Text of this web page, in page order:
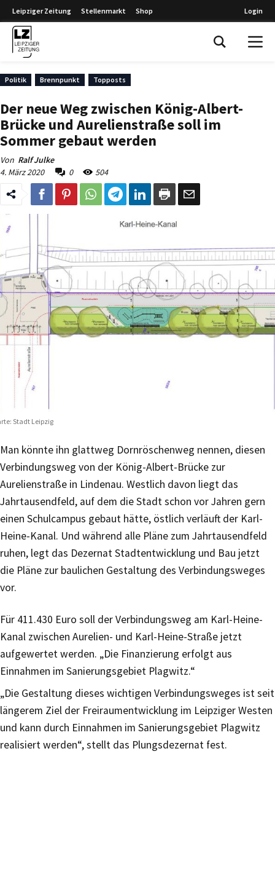
Leipziger Zeitung Stellenmarkt Shop Login
Politik Brennpunkt Topposts
Der neue Weg zwischen König-Albert-
Brücke und Aurelienstraße soll im
Sommer gebaut werden
Von Ralf Julke
4. März 2020
0 504
Stadt Leipzig
Man könnte ihn glattweg Dornröschenweg nennen, diesen
Verbindungsweg von der König-Albert-Brücke zur
Aurelienstraße in Lindenau. Westlich davon liegt das
Jahrtausendfeld, auf dem die Stadt schon vor Jahren gern
einen Schulcampus gebaut hätte, östlich verläuft der Karl-
Heine-Kanal. Und während alle Pläne zum Jahrtausendfeld
ruhen, legt das Dezernat Stadtentwicklung und Bau jetzt
die Pläne zur baulichen Gestaltung des Verbindungsweges
vor.
Für 411.430 Euro soll der Verbindungsweg am Karl-Heine-
Kanal zwischen Aurelien- und Karl-Heine-Straße jetzt
aufgewertet werden. „Die Finanzierung erfolgt aus
Einnahmen im Sanierungsgebiet Plagwitz.“
„Die Gestaltung dieses wichtigen Verbindungsweges ist seit
längerem Ziel der Freiraumentwicklung im Leipziger Westen
und kann durch Einnahmen im Sanierungsgebiet Plagwitz
realisiert werden“, stellt das Plungsdezernat fest.